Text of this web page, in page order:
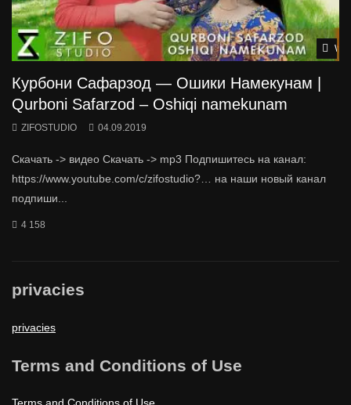
Курбони Сафарзод — Ошики Намекунам |
Qurboni Safarzod – Oshiqi namekunam
ZIFOSTUDIO 04.09.2019
Скачать -> видео Скачать -> mp3 Подпишитесь на канал:
https://www.youtube.com/c/zifostudio?… на наши новый канал
подпиши...
4 158
privacies
privacies
Terms and Conditions of Use